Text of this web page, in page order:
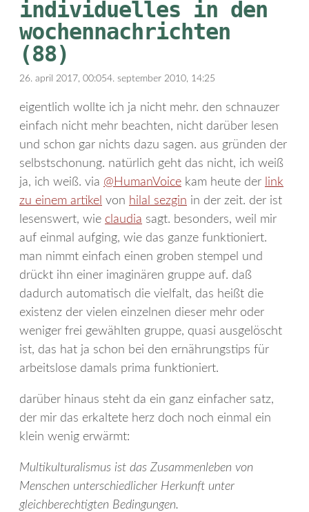
individuelles in den
wochennachrichten
(88)
26. april 2017, 00:054. september 2010, 14:25
eigentlich wollte ich ja nicht mehr. den schnauzer
einfach nicht mehr beachten, nicht darüber lesen
und schon gar nichts dazu sagen. aus gründen der
selbstschonung. natürlich geht das nicht, ich weiß
ja, ich weiß. via @HumanVoice kam heute der link
zu einem artikel von hilal sezgin in der zeit. der ist
lesenswert, wie claudia sagt. besonders, weil mir
auf einmal aufging, wie das ganze funktioniert.
man nimmt einfach einen groben stempel und
drückt ihn einer imaginären gruppe auf. daß
dadurch automatisch die vielfalt, das heißt die
existenz der vielen einzelnen dieser mehr oder
weniger frei gewählten gruppe, quasi ausgelöscht
ist, das hat ja schon bei den ernährungstips für
arbeitslose damals prima funktioniert.
darüber hinaus steht da ein ganz einfacher satz,
der mir das erkaltete herz doch noch einmal ein
klein wenig erwärmt:
Multikulturalismus ist das Zusammenleben von
Menschen unterschiedlicher Herkunft unter
gleichberechtigten Bedingungen.